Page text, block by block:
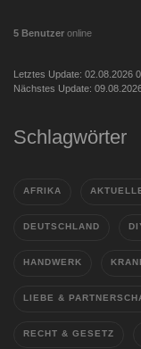
5 Benutzer online
Letztes Update: 02.08.2026
Nächstes Update:
Schlagwörter
AFRIKA
DEUTSCHLAND
HANDWERK
LIEBE &
RECHT & GESETZ